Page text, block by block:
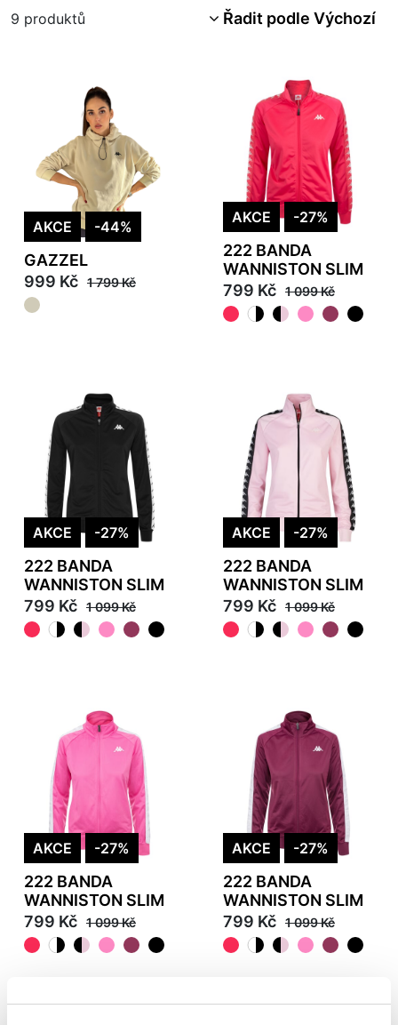
9 produktů Řadit podle Výchozí
AKCE -44%
GAZZEL
999 Kč 1 799 Kč
AKCE -27%
222 BANDA
WANNISTON SLIM
799 Kč 1 099 Kč
AKCE -27%
222 BANDA
WANNISTON SLIM
799 Kč 1 099 Kč
AKCE -27%
222 BANDA
WANNISTON SLIM
799 Kč 1 099 Kč
AKCE -27%
222 BANDA
WANNISTON SLIM
799 Kč 1 099 Kč
AKCE -27%
222 BANDA
WANNISTON SLIM
799 Kč 1 099 Kč